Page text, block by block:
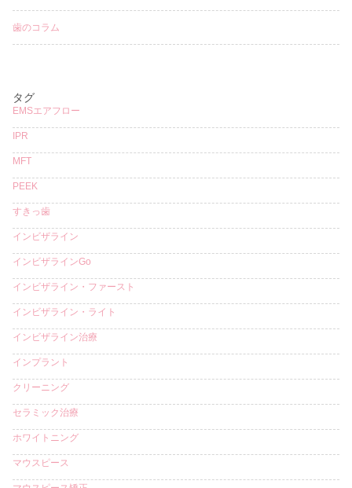
歯のコラム
タグ
EMSエアフロー
IPR
MFT
PEEK
すきっ歯
インビザライン
インビザラインGo
インビザライン・ファースト
インビザライン・ライト
インビザライン治療
インプラント
クリーニング
セラミック治療
ホワイトニング
マウスピース